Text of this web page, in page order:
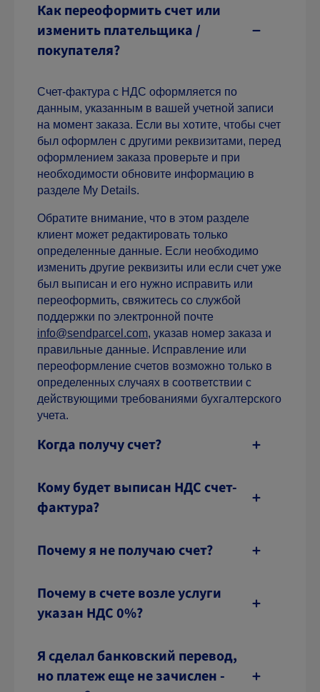
Как переоформить счет или
изменить плательщика /
покупателя?
Счет-фактура с НДС оформляется по
данным, указанным в вашей учетной записи
на момент заказа. Если вы хотите, чтобы счет
был оформлен с другими реквизитами, перед
оформлением заказа проверьте и при
необходимости обновите информацию в
разделе My Details.
Обратите внимание, что в этом разделе
клиент может редактировать только
определенные данные. Если необходимо
изменить другие реквизиты или если счет уже
был выписан и его нужно исправить или
переоформить, свяжитесь со службой
поддержки по электронной почте
info@sendparcel.com, указав номер заказа и
правильные данные. Исправление или
переоформление счетов возможно только в
определенных случаях в соответствии с
действующими требованиями бухгалтерского
учета.
Когда получу счет?
Кому будет выписан НДС счет-
фактура?
Почему я не получаю счет?
Почему в счете возле услуги
указан НДС 0%?
Я сделал банковский перевод,
но платеж еще не зачислен -